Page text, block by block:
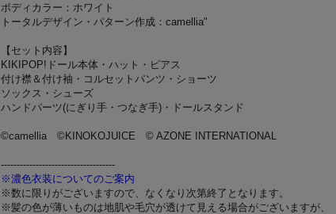
ボディカラー：ホワイト
トータルデザイン・パターン作成：camellia"
【セット内容】
KIKIPOP!ドール本体・ハット・ピアス
付け襟＆付け袖・コルセットパンツ・ショーツ
ソックス・シューズ
ハンドパーツ(にぎり手・つなぎ手)・ドールスタンド
©camellia ©KINOKOJUICE © AZONE INTERNATIONAL
------------------------------------
※濃色衣装についてのご案内
※数に限りがございますので、なくなり次第終了となります。
※髪の色が薄いものは地肌や毛穴が透けて見える場合がございますが、